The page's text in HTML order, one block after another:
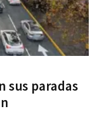
sus paradas